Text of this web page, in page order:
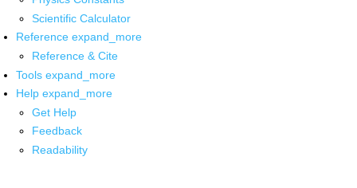
Scientific Calculator
Reference expand_more
Reference & Cite
Tools expand_more
Help expand_more
Get Help
Feedback
Readability